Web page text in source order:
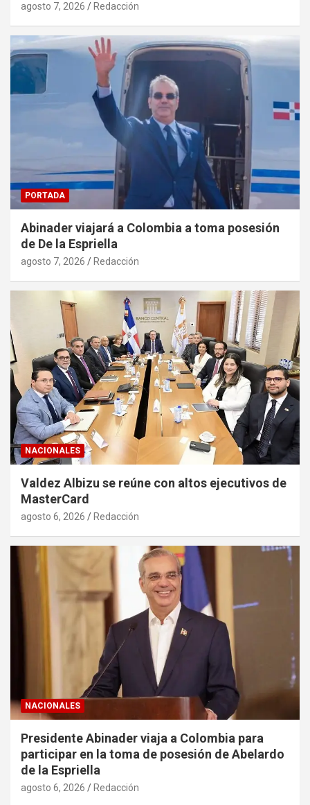
agosto 7, 2026 Redacción
PORTADA
Abinader viajará a Colombia a toma posesión
de De la Espriella
agosto 7, 2026 Redacción
NACIONALES
Valdez Albizu se reúne con altos ejecutivos de
MasterCard
agosto 6, 2026 Redacción
NACIONALES
Presidente Abinader viaja a Colombia para
participar en la toma de posesión de Abelardo
de la Espriella
agosto 6, 2026 Redacción